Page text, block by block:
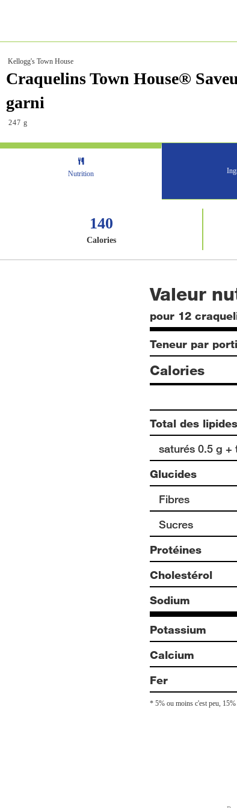
Kellogg's Town House
Craquelins Town House®
garni
247 g
Nutrition
140
Calories
Valeur
pour 12
Teneur par
Calories
Total des lipides
saturés 0.5 g +
Glucides
Fibres
Sucres
Protéines
Cholestérol
Sodium
Potassium
Calcium
Fer
* 5% ou moins c'est peu,